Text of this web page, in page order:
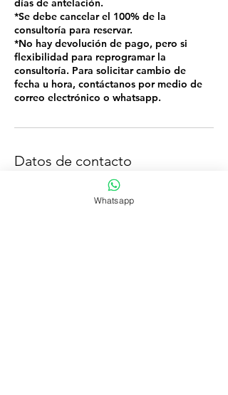
días de antelación.
*Se debe cancelar el 100% de la
consultoría para reservar.
*No hay devolución de pago, pero si
flexibilidad para reprogramar la
consultoría. Para solicitar cambio de
fecha u hora, contáctanos por medio de
correo electrónico o whatsapp.
Datos de contacto
yelloww.mind@gmail.com
Whatsapp